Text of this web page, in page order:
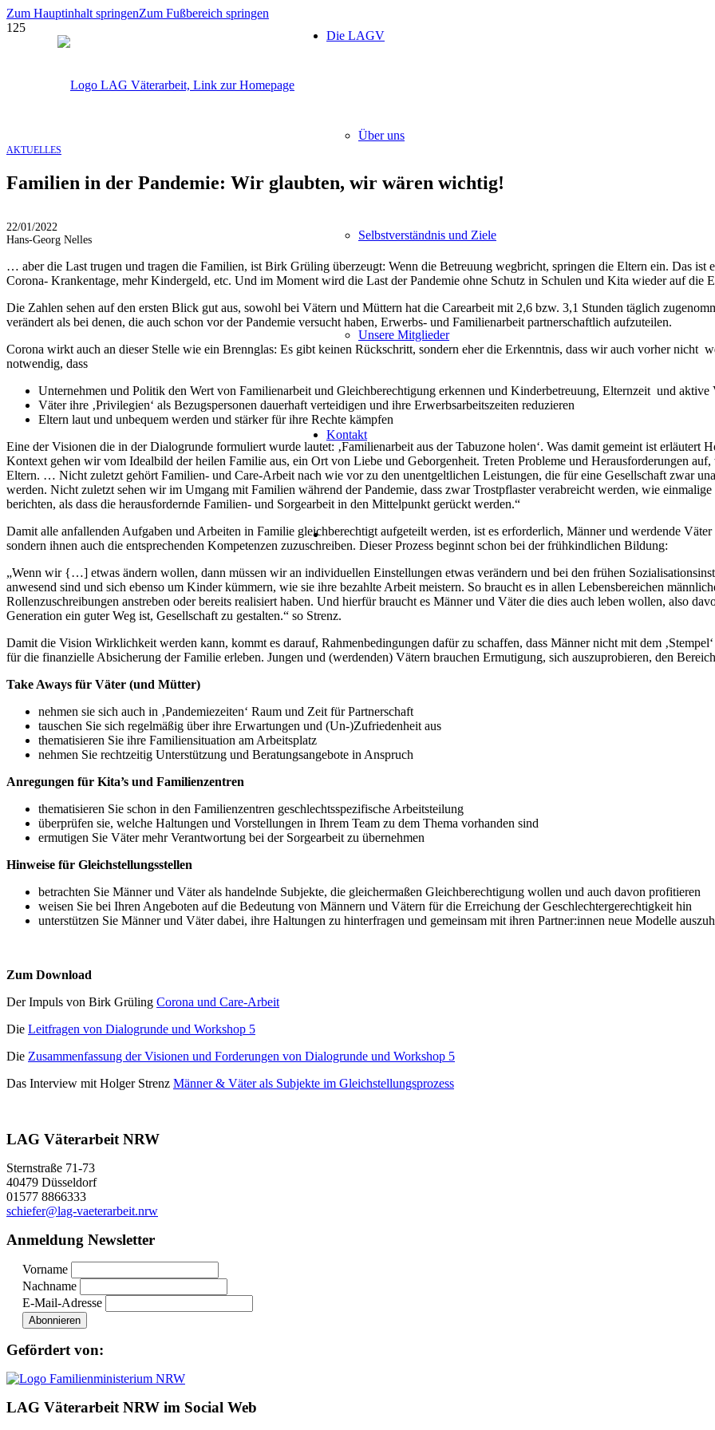
Zum Hauptinhalt springenZum Fußbereich springen
Die LAGV
Über uns
Selbstverständnis und Ziele
Unsere Mitglieder
Kontakt
AKTUELLES
Familien in der Pandemie: Wir glaubten, wir wären wichtig!
22/01/2022
Hans-Georg Nelles
… aber die Last trugen und tragen die Familien, ist Birk Grüling überzeugt: Wenn die Betreuung wegbricht, springen die Eltern ein. Das
Corona- Krankentage, mehr Kindergeld, etc. Und im Moment wird die Last der Pandemie ohne Schutz in Schulen und Kita wieder auf die
Die Zahlen sehen auf den ersten Blick gut aus, sowohl bei Vätern und Müttern hat die Carearbeit mit 2,6 bzw. 3,1 Stunden täglich
verändert als bei denen, die auch schon vor der Pandemie versucht haben, Erwerbs- und Familienarbeit partnerschaftlich aufzuteilen.
Corona wirkt auch an dieser Stelle wie ein Brennglas: Es gibt keinen Rückschritt, sondern eher die Erkenntnis, dass wir auch vorher nicht
notwendig, dass
Unternehmen und Politik den Wert von Familienarbeit und Gleichberechtigung erkennen und Kinderbetreuung, Elternzeit und aktive
Väter ihre ‚Privilegien‘ als Bezugspersonen dauerhaft verteidigen und ihre Erwerbsarbeitszeiten reduzieren
Eltern laut und unbequem werden und stärker für ihre Rechte kämpfen
Eine der Visionen die in der Dialogrunde formuliert wurde lautet: ‚Familienarbeit aus der Tabuzone holen‘. Was damit gemeint ist erläutert
Kontext gehen wir vom Idealbild der heilen Familie aus, ein Ort von Liebe und Geborgenheit. Treten Probleme und Herausforderungen
Eltern. … Nicht zuletzt gehört Familien- und Care-Arbeit nach wie vor zu den unentgeltlichen Leistungen, die für eine Gesellschaft zwar
werden. Nicht zuletzt sehen wir im Umgang mit Familien während der Pandemie, dass zwar Trostpflaster verabreicht werden, wie
berichten, als dass die herausfordernde Familien- und Sorgearbeit in den Mittelpunkt gerückt werden.“
Damit alle anfallenden Aufgaben und Arbeiten in Familie gleichberechtigt aufgeteilt werden, ist es erforderlich, Männer und werdende
sondern ihnen auch die entsprechenden Kompetenzen zuzuschreiben. Dieser Prozess beginnt schon bei der frühkindlichen Bildung:
„Wenn wir {…] etwas ändern wollen, dann müssen wir an individuellen Einstellungen etwas verändern und bei den frühen
anwesend sind und sich ebenso um Kinder kümmern, wie sie ihre bezahlte Arbeit meistern. So braucht es in allen Lebensbereichen
Rollenzuschreibungen anstreben oder bereits realisiert haben. Und hierfür braucht es Männer und Väter die dies auch leben wollen, also
Generation ein guter Weg ist, Gesellschaft zu gestalten.“ so Strenz.
Damit die Vision Wirklichkeit werden kann, kommt es darauf, Rahmenbedingungen dafür zu schaffen, dass Männer nicht mit dem
für die finanzielle Absicherung der Familie erleben. Jungen und (werdenden) Vätern brauchen Ermutigung, sich auszuprobieren, den
Take Aways für Väter (und Mütter)
nehmen sie sich auch in ‚Pandemiezeiten‘ Raum und Zeit für Partnerschaft
tauschen Sie sich regelmäßig über ihre Erwartungen und (Un-)Zufriedenheit aus
thematisieren Sie ihre Familiensituation am Arbeitsplatz
nehmen Sie rechtzeitig Unterstützung und Beratungsangebote in Anspruch
Anregungen für Kita’s und Familienzentren
thematisieren Sie schon in den Familienzentren geschlechtsspezifische Arbeitsteilung
überprüfen sie, welche Haltungen und Vorstellungen in Ihrem Team zu dem Thema vorhanden sind
ermutigen Sie Väter mehr Verantwortung bei der Sorgearbeit zu übernehmen
Hinweise für Gleichstellungsstellen
betrachten Sie Männer und Väter als handelnde Subjekte, die gleichermaßen Gleichberechtigung wollen und auch davon profitieren
weisen Sie bei Ihren Angeboten auf die Bedeutung von Männern und Vätern für die Erreichung der Geschlechtergerechtigkeit hin
unterstützen Sie Männer und Väter dabei, ihre Haltungen zu hinterfragen und gemeinsam mit ihren Partner:innen neue Modelle
Zum Download
Der Impuls von Birk Grüling Corona und Care-Arbeit
Die Leitfragen von Dialogrunde und Workshop 5
Die Zusammenfassung der Visionen und Forderungen von Dialogrunde und Workshop 5
Das Interview mit Holger Strenz Männer & Väter als Subjekte im Gleichstellungsprozess
LAG Väterarbeit NRW
Sternstraße 71-73
40479 Düsseldorf
01577 8866333
schiefer@lag-vaeterarbeit.nrw
Anmeldung Newsletter
Vorname
Nachname
E-Mail-Adresse
Gefördert von:
LAG Väterarbeit NRW im Social Web